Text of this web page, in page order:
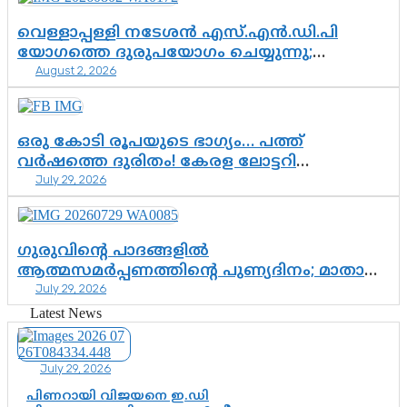
വെള്ളാപ്പള്ളി നടേശൻ എസ്.എൻ.ഡി.പി
യോഗത്തെ ദുരുപയോഗം ചെയ്യുന്നു;
ശ്രീനാരായണ പ്രസ്ഥാനത്തെ കാർന്നുതിന്നുന്ന
വിഷവിത്ത്: ഗോകുലം ഗോപാലൻ
August 2, 2026
ഒരു കോടി രൂപയുടെ ഭാഗ്യം… പത്ത്
വർഷത്തെ ദുരിതം! കേരള ലോട്ടറി
സംവിധാനത്തെ ചോദ്യം ചെയ്ത് കോയയുടെ
പോരാട്ടം
July 29, 2026
ഗുരുവിന്റെ പാദങ്ങളിൽ
ആത്മസമർപ്പണത്തിന്റെ പുണ്യദിനം; മാതാ
അമൃതാനന്ദമയി മഠത്തിൽ ഭക്തിസാന്ദ്രമായി
ഗുരുപൂർണിമ ആഘോഷം
July 29, 2026
Latest News
July 29, 2026
പിണറായി വിജയനെ ഇ.ഡി